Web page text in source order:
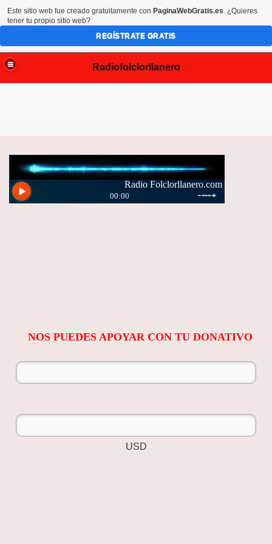
Radiofolclorllanero
NOS PUEDES APOYAR CON TU DONATIVO
USD
Este sitio web fue creado gratuitamente con PaginaWebGratis.es. ¿Quieres
tener tu propio sitio web?
REGÍSTRATE GRATIS